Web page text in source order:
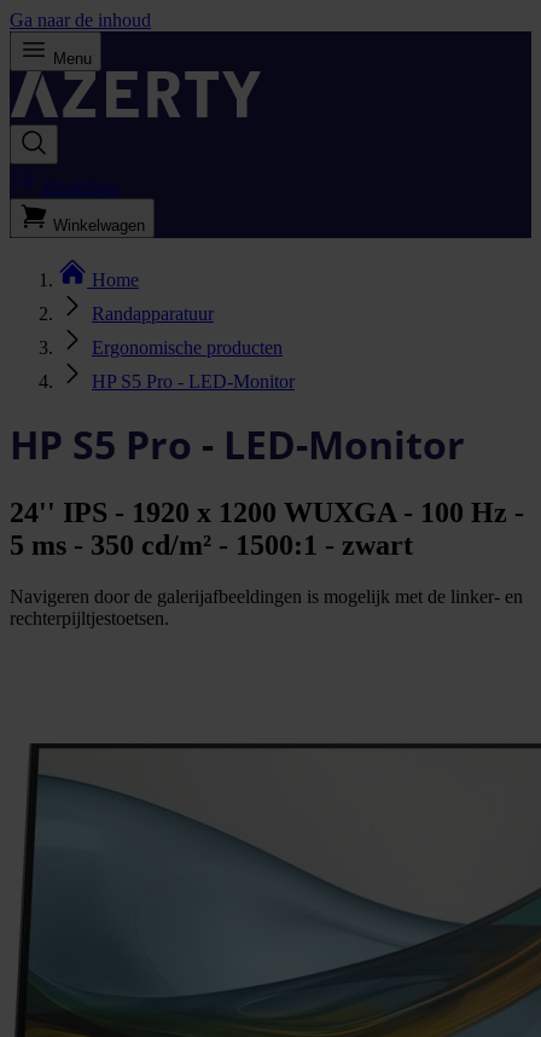
Ga naar de inhoud
Menu
Bestellijst
Winkelwagen
Home
Randapparatuur
Ergonomische producten
HP S5 Pro - LED-Monitor
HP S5 Pro - LED-Monitor
24'' IPS - 1920 x 1200 WUXGA - 100 Hz -
5 ms - 350 cd/m² - 1500:1 - zwart
Navigeren door de galerijafbeeldingen is mogelijk met de linker- en
rechterpijltjestoetsen.